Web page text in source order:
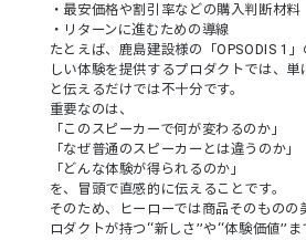
・最安価格や割引率などの購入判断材料
・リターンに進むための導線
たとえば、鹿島建設様の「OPSODIS 1
しい体験を提供するプロダクトでは、単
と伝えるだけでは不十分です。
重要なのは、
「このスピーカーで何が変わるのか」
「なぜ普通のスピーカーとは違うのか」
「どんな体験が得られるのか」
を、冒頭で直感的に伝えることです。
そのため、ヒーローでは商品そのものの
ロダクトが持つ“新しさ”や“体験価値”